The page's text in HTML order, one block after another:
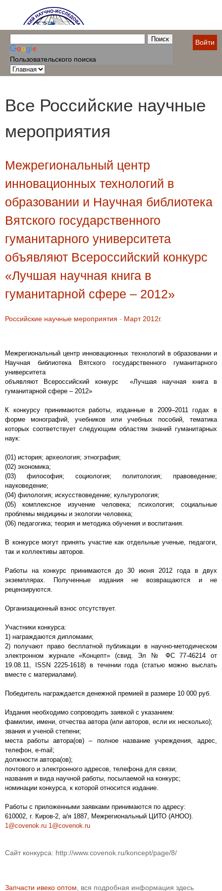
Пользовательского поиска
Войти
Все Российские научные
мероприятия
Межрегиональный центр
инновационных технологий в
образовании и Научная библиотека
Вятского государственного
гуманитарного университета
объявляют Всероссийский конкурс
«Лучшая научная книга в
гуманитарной сфере – 2012»
Российские научные мероприятия - Март 2012г.
Межрегиональный центр инновационных технологий в образовании и
Научная библиотека Вятского государственного гуманитарного
университета
объявляют Всероссийский конкурс «Лучшая научная книга в
гуманитарной сфере – 2012»
К конкурсу принимаются работы, изданные в 2009–2011 годах в
форме монографий, учебников или учебных пособий, тематика
которых соответствует следующим областям знаний гуманитарных
наук:
(01) история; археология; этнография;
(02) экономика;
(03) философия; социология; политология; правоведение;
науковедение;
(04) филология; искусствоведение; культурология;
(05) комплексное изучение человека; психология; социальные
проблемы медицины и экологии человека;
(06) педагогика; теория и методика обучения и воспитания.
В конкурсе могут принять участие как отдельные ученые, педагоги,
так и коллективы авторов.
Работы на конкурс принимаются до 30 июня 2012 года в двух
экземплярах. Полученные издания не возвращаются и не
рецензируются.
Организационный взнос отсутствует.
Участники конкурса:
1) награждаются дипломами;
2) получают право бесплатной публикации в научно-методическом
электронном журнале «Концепт» (свид. Эл № ФС 77-46214 от
19.08.11, ISSN 2225-1618) в течении года (статью можно выслать
вместе с материалами).
Победитель награждается денежной премией в размере 10 000 руб.
Издания необходимо сопроводить заявкой с указанием:
фамилии, имени, отчества автора (или авторов, если их несколько);
звания и ученой степени;
места работы автора(ов) – полное название учреждения, адрес,
телефон, e-mail;
должности автора(ов);
почтового и электронного адресов, телефона для связи;
названия и вида научной работы, посылаемой на конкурс;
номинации конкурса, к которой относится издание.
Работы с приложенными заявками принимаются по адресу:
610002, г. Киров-2, а/я 1887, Межрегиональный ЦИТО (АНОО).
1@covenok.ru 1@covenok.ru
Сайт конкурса: http://www.covenok.ru/koncept/page/8/
Запчасти ивеко оптом , вся подробная информация здесь